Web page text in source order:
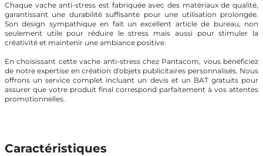
Chaque vache anti-stress est fabriquée avec des matériaux de qualité,
garantissant une durabilité suffisante pour une utilisation prolongée.
Son design sympathique en fait un excellent article de bureau, non
seulement utile pour réduire le stress mais aussi pour stimuler la
créativité et maintenir une ambiance positive.
En choisissant cette vache anti-stress chez Pantacom, vous bénéficiez
de notre expertise en création d'objets publicitaires personnalisés. Nous
offrons un service complet incluant un devis et un BAT gratuits pour
assurer que votre produit final correspond parfaitement à vos attentes
promotionnelles.
Caractéristiques